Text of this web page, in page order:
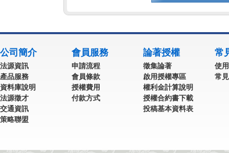
公司簡介
法源資訊
產品服務
資料庫說明
法源徵才
交通資訊
策略聯盟
會員服務
申請流程
會員條款
授權費用
付款方式
論著授權
徵集論著
啟用授權專區
權利金計算說明
授權合約書下載
投稿基本資料表
常
使
常